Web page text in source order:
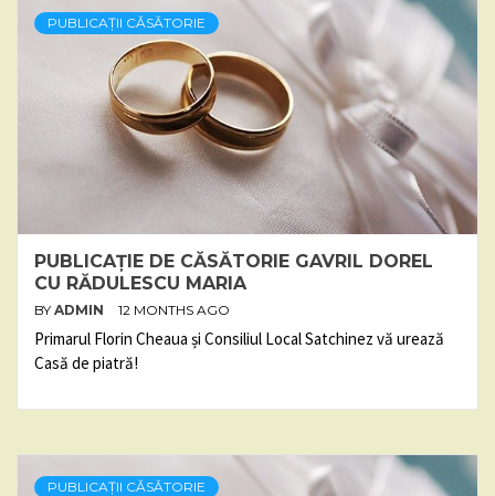
PUBLICAȚII CĂSĂTORIE
PUBLICAȚIE DE CĂSĂTORIE GAVRIL DOREL
CU RĂDULESCU MARIA
BY ADMIN 12 MONTHS AGO
Primarul Florin Cheaua și Consiliul Local Satchinez vă urează
Casă de piatră!
PUBLICAȚII CĂSĂTORIE